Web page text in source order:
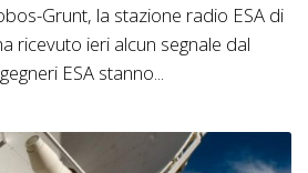
Grunt, la stazione radio ESA di
ricevuto ieri alcun segnale dal
ESA stanno...